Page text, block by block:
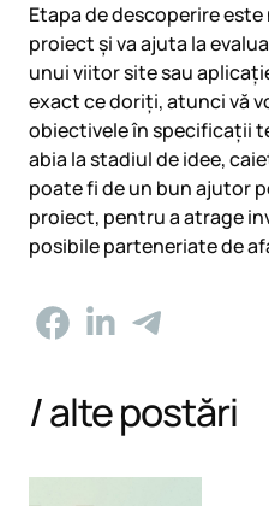
Etapa de descoperire
proiect și va ajuta la
unui viitor site sau
exact ce doriți, atunci vă
obiectivele în specificații
abia la stadiul de idee,
poate fi de un bun ajutor
proiect, pentru a atrage
posibile parteneriate de
/ alte postări